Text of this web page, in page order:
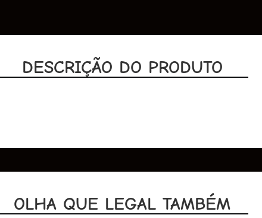
DESCRIÇÃO DO PRODUTO
OLHA QUE LEGAL TAMBÉM